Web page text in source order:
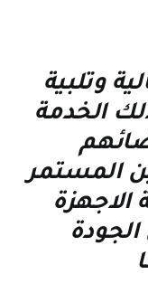
وتلبية
الخدمة
المستمر
الاجهزة